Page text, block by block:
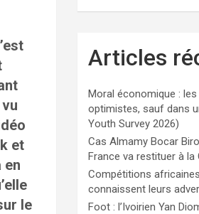
et
en
le
Articles
Moral économique :
optimistes, sauf dans
Youth Survey 2026)
Cas Almamy Bocar
France va restituer à la
Compétitions
connaissent leurs
Foot : l’Ivoirien Yan